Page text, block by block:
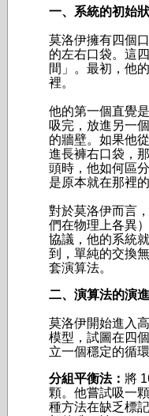
一、系統的初始
莫洛伊擁有四個
的左右口袋。這
間」。最初，他
裡。
他的第一個直覺
吸完，放進另一
的牆壁。如果他
進長褲右口袋，
頭時，他如何區
是原本就在那裡
對於莫洛伊而言
們在物理上各異
協議，他的系統
到，單純的交換
套演算法。
二、演算法的演
莫洛伊開始進入
模型，試圖在四
立一個穩定的循環
分組平衡法： 將
顆。他嘗試吸一
種方法在缺乏標